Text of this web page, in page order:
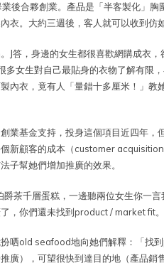
後合夥創業。產品是「半客製化」
衣。大約三週後，客人就可以收到仿
J答，身邊的女生都很喜歡網購成衣
多女生對自己最貼身的衣物了解有限
內衣，竟有人「量錯十多厘米！」
業基金支持，投身這個項目近四年，
新顧客的成本（customer
子幫她們增加推廣的效果。
茶千層蛋糕，一邊聽兩位女生你一
，你們還未找到product / market fit。
哂old seafood地向她們解釋：「找
廣），可望很快到達目的地（產品